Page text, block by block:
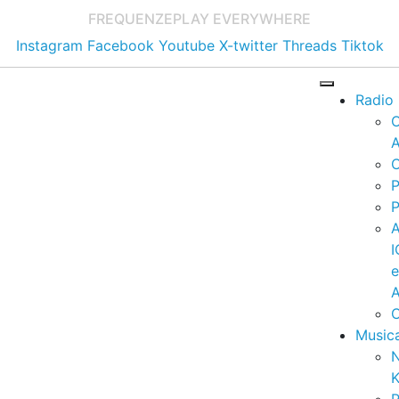
FREQUENZEPLAY EVERYWHERE
Instagram Facebook Youtube X-twitter Threads Tiktok
Radio
e